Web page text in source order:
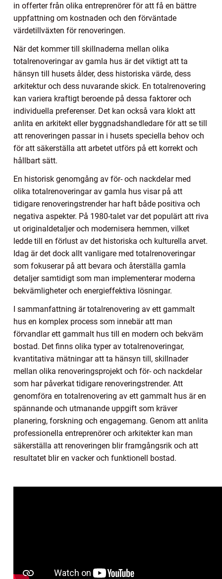
in offerter från olika entreprenörer för att få en bättre
uppfattning om kostnaden och den förväntade
värdetillväxten för renoveringen.
När det kommer till skillnaderna mellan olika
totalrenoveringar av gamla hus är det viktigt att ta
hänsyn till husets ålder, dess historiska värde, dess
arkitektur och dess nuvarande skick. En totalrenovering
kan variera kraftigt beroende på dessa faktorer och
individuella preferenser. Det kan också vara klokt att
anlita en arkitekt eller byggnadshandledare för att se till
att renoveringen passar in i husets speciella behov och
för att säkerställa att arbetet utförs på ett korrekt och
hållbart sätt.
En historisk genomgång av för- och nackdelar med
olika totalrenoveringar av gamla hus visar på att
tidigare renoveringstrender har haft både positiva och
negativa aspekter. På 1980-talet var det populärt att riva
ut originaldetaljer och modernisera hemmen, vilket
ledde till en förlust av det historiska och kulturella arvet.
Idag är det dock allt vanligare med totalrenoveringar
som fokuserar på att bevara och återställa gamla
detaljer samtidigt som man implementerar moderna
bekvämligheter och energieffektiva lösningar.
I sammanfattning är totalrenovering av ett gammalt
hus en komplex process som innebär att man
förvandlar ett gammalt hus till en modern och bekväm
bostad. Det finns olika typer av totalrenoveringar,
kvantitativa mätningar att ta hänsyn till, skillnader
mellan olika renoveringsprojekt och för- och nackdelar
som har påverkat tidigare renoveringstrender. Att
genomföra en totalrenovering av ett gammalt hus är en
spännande och utmanande uppgift som kräver
planering, forskning och engagemang. Genom att anlita
professionella entreprenörer och arkitekter kan man
säkerställa att renoveringen blir framgångsrik och att
resultatet blir en vacker och funktionell bostad.